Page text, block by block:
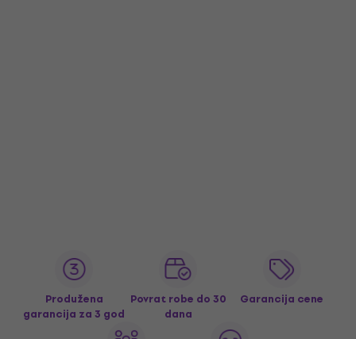
Produžena
garancija za 3 god
Povrat robe do 30
dana
Garancija cene